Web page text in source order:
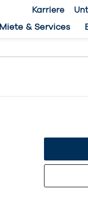
Karriere
Miete & Services